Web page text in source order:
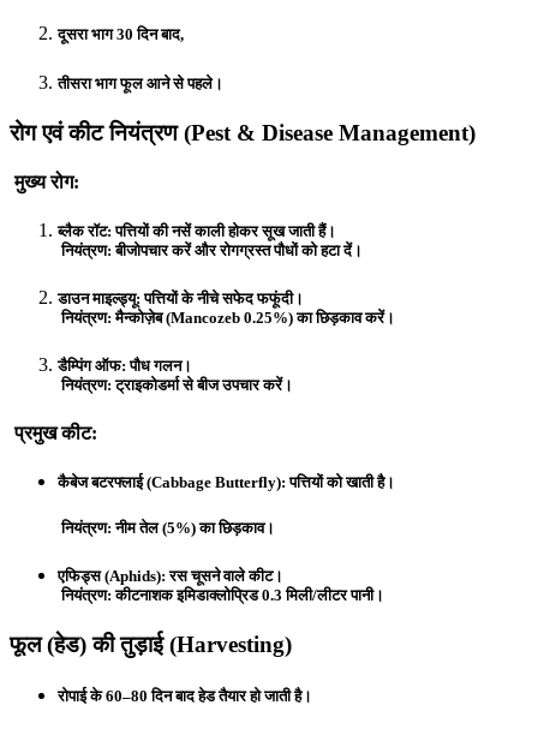
दूसरा भाग 30 दिन बाद,
तीसरा भाग फूल आने से पहले।
रोग एवं कीट नियंत्रण (Pest & Disease Management)
मुख्य रोग:
ब्लैक रॉट: पत्तियों की नसें काली होकर सूख जाती हैं।
नियंत्रण: बीजोपचार करें और रोगग्रस्त पौधों को हटा दें।
डाउन माइल्ड्यू: पत्तियों के नीचे सफेद फफूंदी।
नियंत्रण: मैन्कोज़ेब (Mancozeb 0.25%) का छिड़काव करें।
डैम्पिंग ऑफ: पौध गलन।
नियंत्रण: ट्राइकोडर्मा से बीज उपचार करें।
प्रमुख कीट:
कैबेज बटरफ्लाई (Cabbage Butterfly): पत्तियों को खाती है।
नियंत्रण: नीम तेल (5%) का छिड़काव।
एफिड्स (Aphids): रस चूसने वाले कीट।
नियंत्रण: कीटनाशक इमिडाक्लोप्रिड 0.3 मिली/लीटर पानी।
फूल (हेड) की तुड़ाई (Harvesting)
रोपाई के 60–80 दिन बादहेड तैयार हो जाती है।